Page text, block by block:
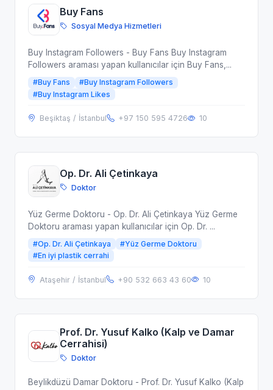
Buy Fans
Sosyal Medya Hizmetleri
Buy Instagram Followers - Buy Fans Buy Instagram
Followers araması yapan kullanıcılar için Buy Fans,...
#Buy Fans
#Buy Instagram Followers
#Buy Instagram Likes
Beşiktaş / İstanbul +97 150 595 4726 10
Op. Dr. Ali Çetinkaya
Doktor
Yüz Germe Doktoru - Op. Dr. Ali Çetinkaya Yüz Germe
Doktoru araması yapan kullanıcılar için Op. Dr. ...
#Op. Dr. Ali Çetinkaya
#Yüz Germe Doktoru
#En iyi plastik cerrahi
Ataşehir / İstanbul +90 532 663 43 60 10
Prof. Dr. Yusuf Kalko (Kalp ve Damar
Cerrahisi)
Doktor
Beylikdüzü Damar Doktoru - Prof. Dr. Yusuf Kalko (Kalp